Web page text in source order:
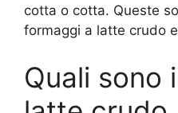
cotta o cotta. Queste
formaggi a latte crudo
Quali sono